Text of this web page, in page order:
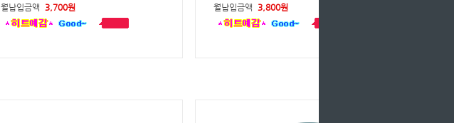
월납입금액
3,700원
월납입금액
3,800원